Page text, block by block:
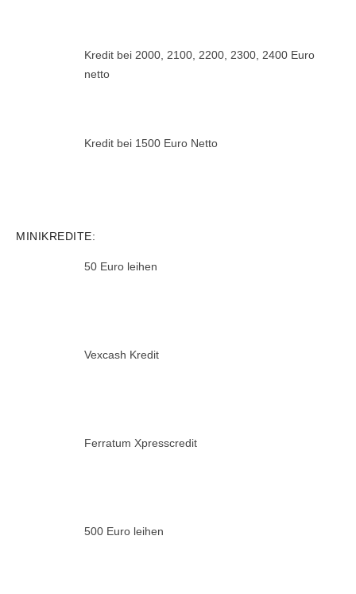
Kredit bei 2000, 2100, 2200, 2300, 2400 Euro
netto
Kredit bei 1500 Euro Netto
MINIKREDITE:
50 Euro leihen
Vexcash Kredit
Ferratum Xpresscredit
500 Euro leihen